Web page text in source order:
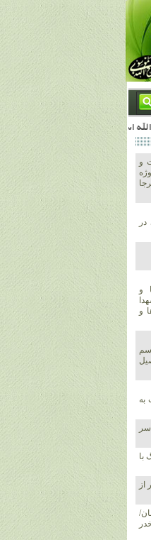
و آل سعود برطرف خواهیم ساخت و داغ و حسرت حلاوت این جنایت بزرگ را بر دلشان خواهیم نهاد 1367/4/29 ***** امام خمینی(رحمة الله علیه) : حکومت آل سعود، این وهابیهای پست بیخبر از خدا بسان خنجرند که همیشه از پشت در قلب مسلمانان فرو رفته‌اند 1366/5/12***** امام خمینی (ره) شهادت در راه خدا مسئله ای نیست که بشود با پیروزی در صحنه های نبرد
و
و
و
به
با
از